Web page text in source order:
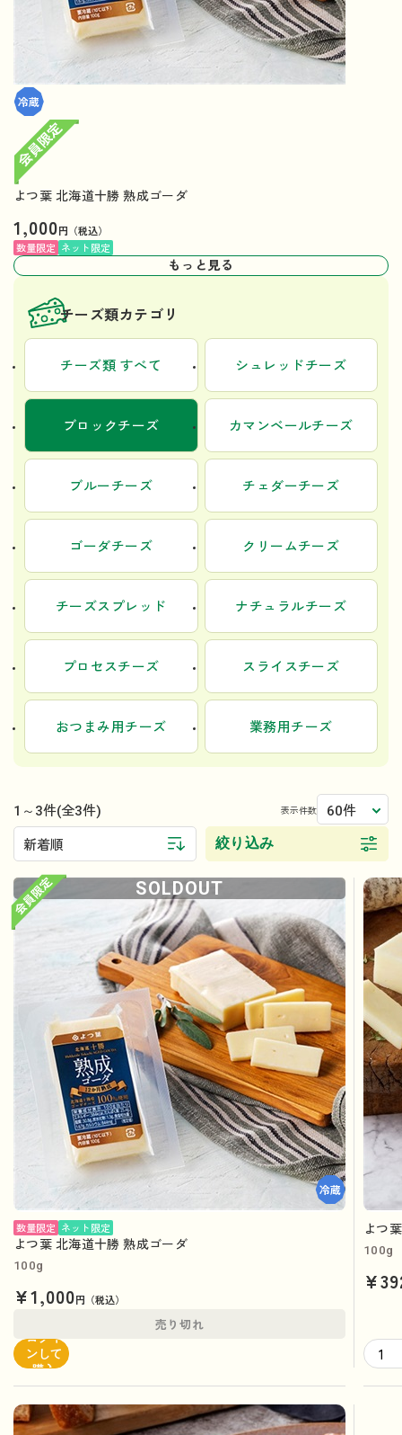
よつ葉 北海道十勝 熟成ゴーダ
1,000円（税込）
数量限定 ネット限定
もっと見る
チーズ類カテゴリ
チーズ類 すべて シュレッドチーズ
ブロックチーズ カマンベールチーズ
ブルーチーズ チェダーチーズ
ゴーダチーズ クリームチーズ
チーズスプレッド ナチュラルチーズ
プロセスチーズ スライスチーズ
おつまみ用チーズ 業務用チーズ
1～3件(全3件) 表示件数 60件
新着順 絞り込み
数量限定 ネット限定
よつ葉 北海道十勝 熟成ゴーダ
100g
¥1,000円（税込）
売り切れ
SOLDOUT
ログイ
ンして
購入
よつ
100g